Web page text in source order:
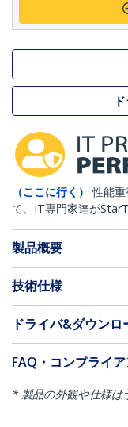
（ここに行く）
性能
て、IT専門家達が
製品概要
技術仕様
ドライバ&ダウンロ
FAQ・コンプライ
* 製品の外観や仕様は